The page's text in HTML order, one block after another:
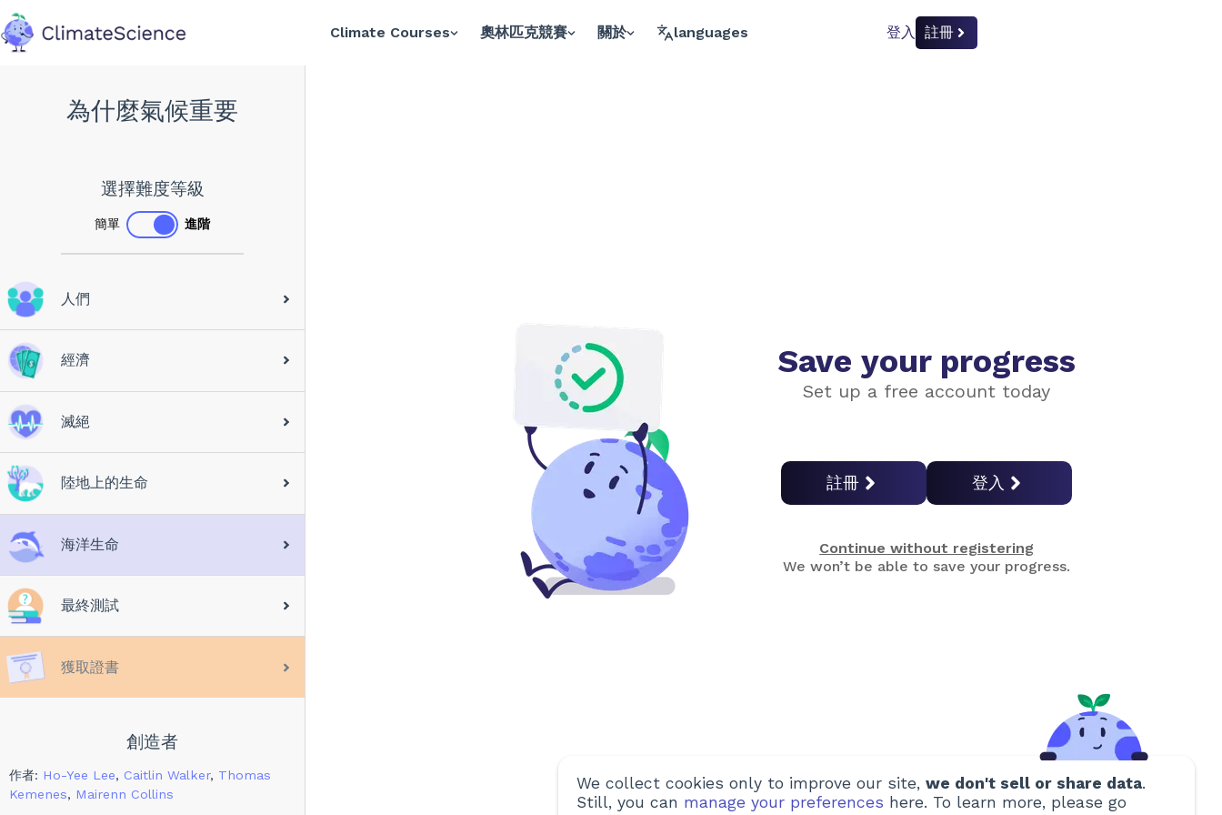
back to home Climate Courses 奧林匹克競賽 關於 languages 登入 註冊
為什麼氣候重要
選擇難度等級
簡單 進階
人們
經濟
滅絕
陸地上的生命
海洋生命
最終測試
獲取證書
創造者
作者: Ho-Yee Lee, Caitlin Walker, Thomas
Kemenes, Mairenn Collins
Save your progress
Set up a free account today
註冊 登入
Continue without registering
We won’t be able to save your progress.
We collect cookies only to improve our site, we don't sell or share data.
Still, you can manage your preferences here. To learn more, please go